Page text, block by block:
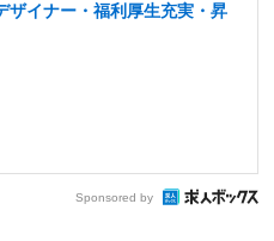
ザイナー・福利厚生充実・昇
Sponsored by